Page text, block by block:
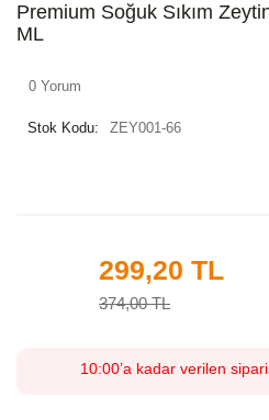
Premium Soğuk Sıkım
ML
0 Yorum
Stok Kodu: ZEY001-66
299,20 TL
374,00 TL
10:00’a kadar verilen